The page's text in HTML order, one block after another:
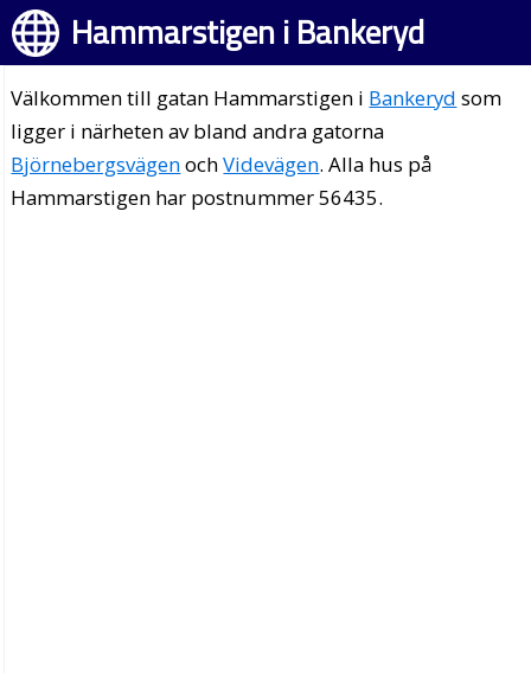
Hammarstigen i Bankeryd
Välkommen till gatan Hammarstigen i Bankeryd som
ligger i närheten av bland andra gatorna
BjörnebergsvägenochVidevägen. Alla hus på
Hammarstigen har postnummer 56435.